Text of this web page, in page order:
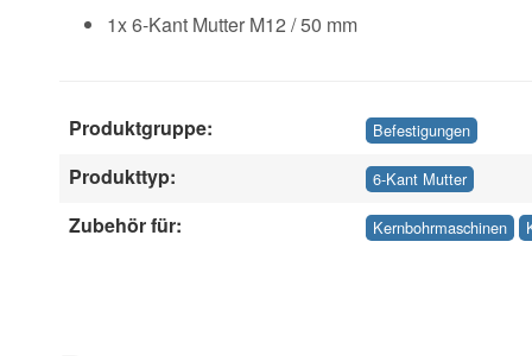
1x 6-Kant Mutter M12 / 50 mm
Produktgruppe: Befestigungen
Produkttyp: 6-Kant Mutter
Zubehör für: Kernbohrmaschinen